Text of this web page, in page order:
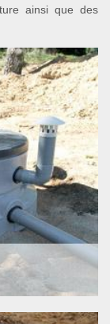
ainsi que des